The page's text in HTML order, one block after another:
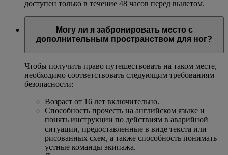
доступен только в течение 48 часов перед вылетом.
Могу ли я забронировать место с
дополнительным пространством для ног?
Чтобы получить право путешествовать на таком месте,
необходимо соответствовать следующим требованиям
безопасности:
Возраст от 16 лет включительно.
Способность прочесть на английском языке и
понять инструкции по действиям в аварийной
ситуации, предоставленные в виде текста или
рисованных схем, а также способность понимать
устные команды экипажа.